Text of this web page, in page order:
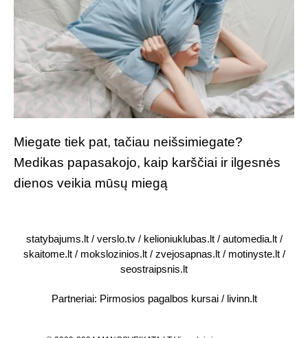
Miegate tiek pat, tačiau neišsimiegate?
Medikas papasakojo, kaip karščiai ir ilgesnės
dienos veikia mūsų miegą
statybajums.lt/ verslo.tv/ kelioniuklubas.lt/ automedia.lt/
skaitome.lt/ mokslozinios.lt/ zvejosapnas.lt/ motinyste.lt/
seostraipsnis.lt
Partneriai: Pirmosios pagalbos kursai/ livinn.lt